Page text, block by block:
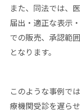
また、同法では、
届出・適正な表示
での販売、承認範
となります。
このような事例で
療機関受診を遅ら